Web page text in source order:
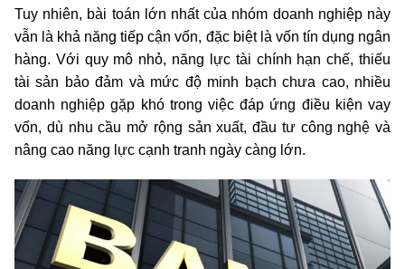
Tuy nhiên, bài toán lớn nhất của nhóm doanh nghiệp này
vẫn là khả năng tiếp cận vốn, đặc biệt là vốn tín dụng ngân
hàng. Với quy mô nhỏ, năng lực tài chính hạn chế, thiếu
tài sản bảo đảm và mức độ minh bạch chưa cao, nhiều
doanh nghiệp gặp khó trong việc đáp ứng điều kiện vay
vốn, dù nhu cầu mở rộng sản xuất, đầu tư công nghệ và
nâng cao năng lực cạnh tranh ngày càng lớn.